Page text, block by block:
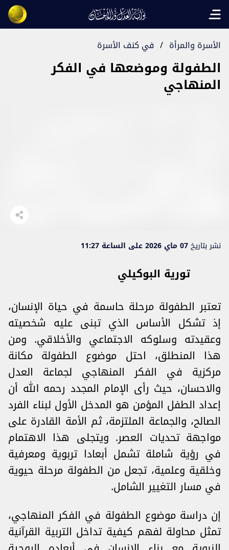
Open main menu
الأسرة والمرأة / في كنف الأسرة
الطفولة وموضعها في الفكر
المنهاجي
نشر بتاريخ07 ماي 2026 على الساعة 11:27
تورية البوكيلي
تعتبر الطفولة مرحلة حاسمة في حياة الإنسان،
إذ تشكل الأساس الذي تبنى عليه شخصيته
وعقيدته وسلوكه الاجتماعي والأخلاقي. ومن
هذا المنطلق، احتل موضوع الطفولة مكانة
مركزية في الفكر المنهاجي لجماعة العدل
والاحسان، حيث رأى الإمام المجدد رحمه الله أن
إعداد الطفل المؤمن هو المدخل الأول لبناء الفرد
الصالح، والجماعة الملتزمة، ثم الأمة القادرة على
مواجهة تحديات العصر. ويتجلى هذا الاهتمام
في رؤية شاملة تشمل أبعادا تربوية ومعرفية
وخلقية وعلمية، تجعل من الطفولة مرحلة حيوية
في مسار التغيير الشامل.
إن دراسة موضوع الطفولة في الفكر المنهاجي،
تمثل محاولة لفهم كيفية تداخل التربية القرآنية